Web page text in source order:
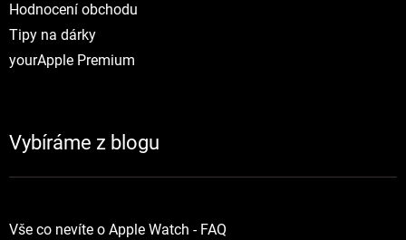
Hodnocení obchodu
Tipy na dárky
yourApple Premium
Vybíráme z blogu
Vše co nevíte o Apple Watch - FAQ